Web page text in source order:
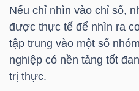
Nếu chỉ nhìn vào chỉ số,
được thực tế để nhìn ra
tập trung vào một số
nghiệp có nền tảng tốt
trị thực.
YẾU
TIÊU